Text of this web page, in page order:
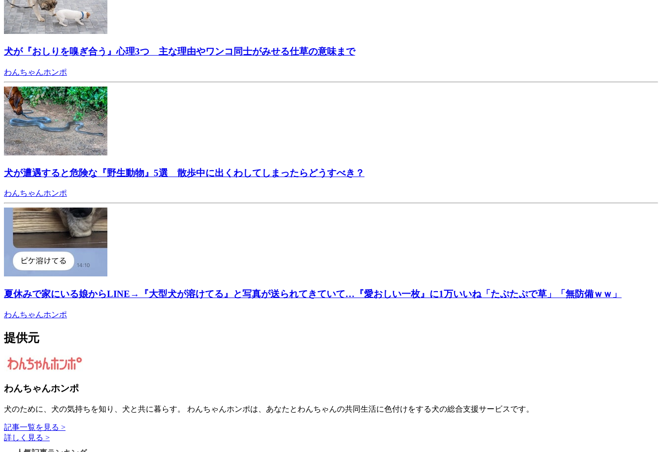
犬が『おしりを嗅ぎ合う』心理3つ 主な理由やワンコ同士がみせる仕草の意味まで
わんちゃんホンポ
犬が遭遇すると危険な『野生動物』5選 散歩中に出くわしてしまったらどうすべき？
わんちゃんホンポ
夏休みで家にいる娘からLINE→『大型犬が溶けてる』と写真が送られてきていて…『愛おしい一枚』に1万いいね「たぷたぷで草」「無防備ｗｗ」
わんちゃんホンポ
提供元
わんちゃんホンポ
犬のために、犬の気持ちを知り、犬と共に暮らす。 わんちゃんホンポは、あなたとわんちゃんの共同生活に色付けをする犬の総合支援サービスです。
記事一覧を見る >
詳しく見る >